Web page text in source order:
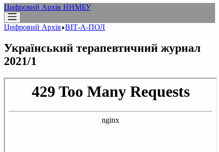
Цифровий Архів ННМБУ
Цифровий Архів ВІТ-А-ПОЛ
Український терапевтичний журнал
2021/1